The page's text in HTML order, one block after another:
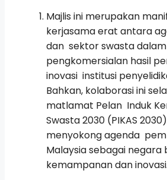
Majlis ini merupakan
kerjasama erat antara
dan sektor swasta
pengkomersialan hasil
inovasi institusi
Bahkan, kolaborasi ini
matlamat Pelan Induk
Swasta 2030 (PIKAS
menyokong agenda
Malaysia sebagai
kemampanan dan inovasi.